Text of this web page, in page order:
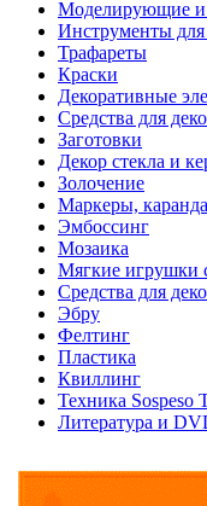
Моделирующие и
Инструменты для
Трафареты
Краски
Декоративные
Средства для
Заготовки
Декор стекла и
Золочение
Маркеры,
Эмбоссинг
Мозаика
Мягкие игрушки
Средства для
Эбру
Фелтинг
Пластика
Квиллинг
Техника Sospeso
Литература и